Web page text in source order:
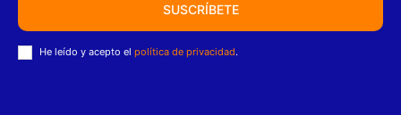
SUSCRÍBETE
He leído y acepto el política de privacidad.